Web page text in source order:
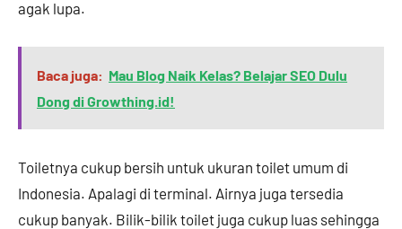
agak lupa.
Baca juga: Mau Blog Naik Kelas? Belajar SEO Dulu
Dong di Growthing.id!
Toiletnya cukup bersih untuk ukuran toilet umum di
Indonesia. Apalagi di terminal. Airnya juga tersedia
cukup banyak. Bilik-bilik toilet juga cukup luas sehingga